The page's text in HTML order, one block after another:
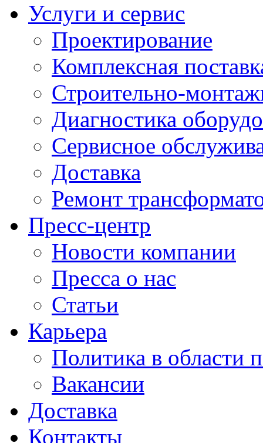
Услуги и сервис
Проектирование
Комплексная
Строительно-
Диагностика
Сервисное
Доставка
Ремонт
Пресс-центр
Новости компании
Пресса о нас
Статьи
Карьера
Политика в области
Вакансии
Доставка
Контакты